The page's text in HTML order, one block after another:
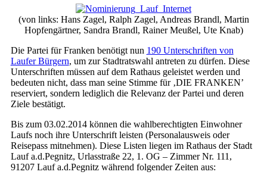
(von links: Hans Zagel, Ralph Zagel, Andreas Brandl, Martin
Hopfengärtner, Sandra Brandl, Rainer Meußel, Ute Knab)
Die Partei für Franken benötigt nun 190 Unterschriften von
Laufer Bürgern, um zur Stadtratswahl antreten zu dürfen. Diese
Unterschriften müssen auf dem Rathaus geleistet werden und
bedeuten nicht, dass man seine Stimme für ‚DIE FRANKEN’
reserviert, sondern lediglich die Relevanz der Partei und deren
Ziele bestätigt.
Bis zum 03.02.2014 können die wahlberechtigten Einwohner
Laufs noch ihre Unterschrift leisten (Personalausweis oder
Reisepass mitnehmen). Diese Listen liegen im Rathaus der Stadt
Lauf a.d.Pegnitz, Urlasstraße 22, 1. OG – Zimmer Nr. 111,
91207 Lauf a.d.Pegnitz während folgender Zeiten aus: